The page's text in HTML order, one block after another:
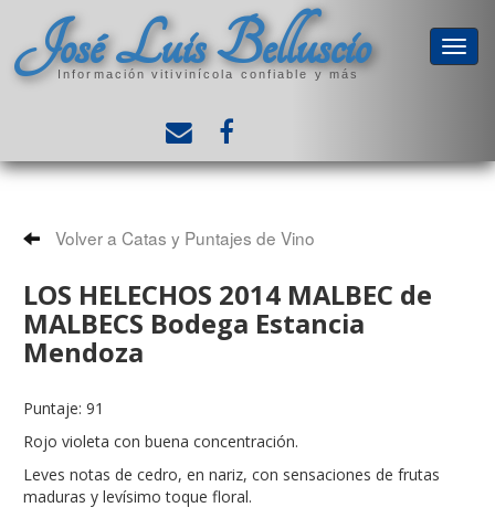
José Luis Belluscio
Información vitivinícola confiable y más
Volver a Catas y Puntajes de Vino
LOS HELECHOS 2014 MALBEC de
MALBECS Bodega Estancia
Mendoza
Puntaje: 91
Rojo violeta con buena concentración.
Leves notas de cedro, en nariz, con sensaciones de frutas
maduras y levísimo toque floral.